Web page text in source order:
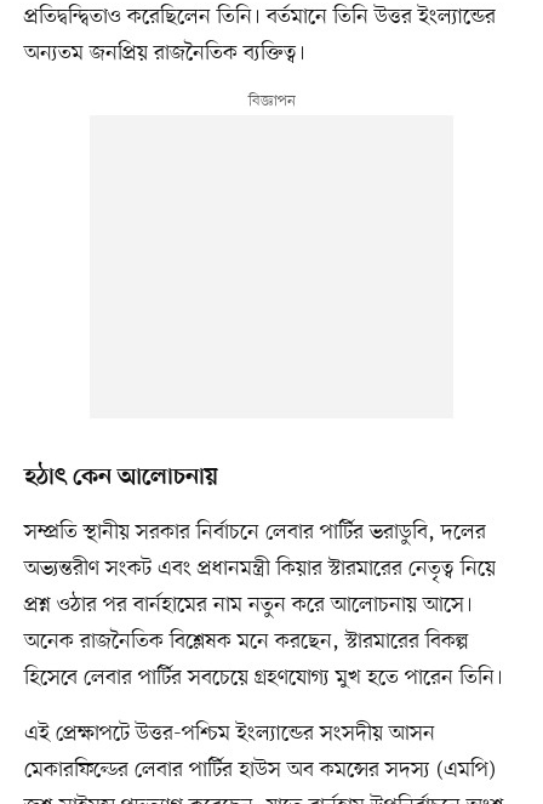
প্রতিদ্বন্দ্বিতাও করেছিলেন তিনি। বর্তমানে তিনি উত্তর ইংল্যান্ডের
অন্যতম জনপ্রিয় রাজনৈতিক ব্যক্তিত্ব।
হঠাৎ কেন আলোচনায়
সম্প্রতি স্থানীয় সরকার নির্বাচনে লেবার পার্টির ভরাডুবি, দলের
অভ্যন্তরীণ সংকট এবং প্রধানমন্ত্রী কিয়ার স্টারমারের নেতৃত্ব নিয়ে
প্রশ্ন ওঠার পর বার্নহামের নাম নতুন করে আলোচনায় আসে।
অনেক রাজনৈতিক বিশ্লেষক মনে করছেন, স্টারমারের বিকল্প
হিসেবে লেবার পার্টির সবচেয়ে গ্রহণযোগ্য মুখ হতে পারেন তিনি।
এই প্রেক্ষাপটে উত্তর-পশ্চিম ইংল্যান্ডের সংসদীয় আসন
মেকারফিল্ডের লেবার পার্টির হাউস অব কমন্সের সদস্য (এমপি)